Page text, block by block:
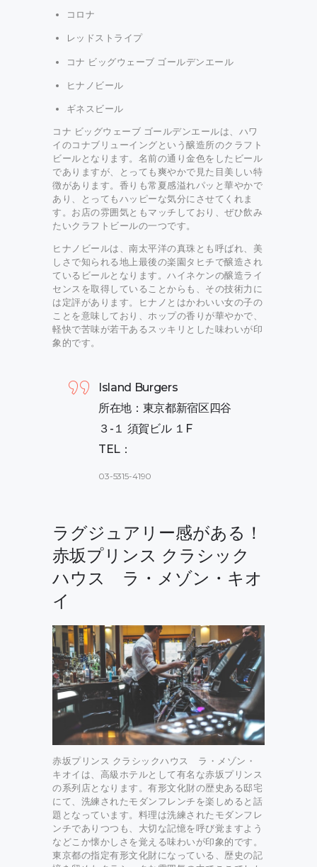
コロナ
レッドストライプ
コナ ビッグウェーブ ゴールデンエール
ヒナノビール
ギネスビール
コナ ビッグウェーブ ゴールデンエールは、ハワ
イのコナブリューイングという醸造所のクラフト
ビールとなります。名前の通り金色をしたビール
でありますが、とっても爽やかで見た目美しい特
徴があります。香りも常夏感溢れパッと華やかで
あり、とってもハッピーな気分にさせてくれま
す。お店の雰囲気ともマッチしており、ぜひ飲み
たいクラフトビールの一つです。
ヒナノビールは、南太平洋の真珠とも呼ばれ、美
しさで知られる地上最後の楽園タヒチで醸造され
ているビールとなります。ハイネケンの醸造ライ
センスを取得していることからも、その技術力に
は定評があります。ヒナノとはかわいい女の子の
ことを意味しており、ホップの香りが華やかで、
軽快で苦味が若干あるスッキリとした味わいが印
象的です。
Island Burgers
所在地：東京都新宿区四谷
３-１ 須賀ビル １F
TEL：
03-5315-4190
ラグジュアリー感がある！
赤坂プリンス クラシック
ハウス ラ・メゾン・キオ
イ
赤坂プリンス クラシックハウス ラ・メゾン・
キオイは、高級ホテルとして有名な赤坂プリンス
の系列店となります。有形文化財の歴史ある邸宅
にて、洗練されたモダンフレンチを楽しめると話
題となっています。料理は洗練されたモダンフレ
ンチでありつつも、大切な記憶を呼び覚ますよう
などこか懐かしさを覚える味わいが印象的です。
東京都の指定有形文化財になっている、歴史の記